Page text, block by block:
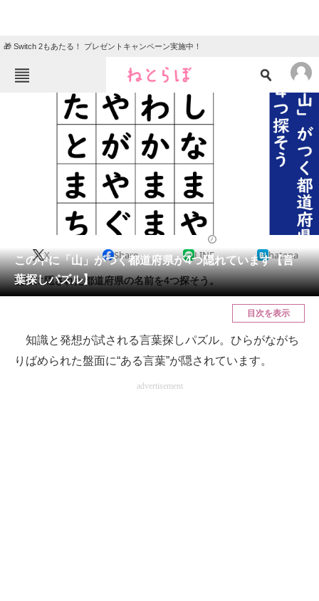
🎁 Switch 2もあたる！ プレゼントキャンペーン実施中！
ねとらぼメニュー
ニュース
クイズ
教育・育児
リサーチ
会員記事
メディア
ITの今と未来を見通す
この中に「山」がつく都道府県が4つ隠れています【言
葉探しパズル】
X Share LINE hatena
盤面に隠された都道府県の名前を4つ探そう。
目次を表示
知識と発想が試される言葉探しパズル。ひらがながち
りばめられた盤面に“ある言葉”が隠されています。
advertisement